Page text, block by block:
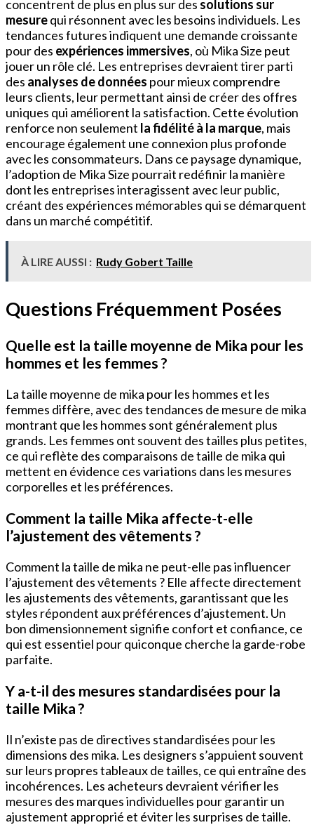
concentrent de plus en plus sur des solutions sur
mesurequi résonnent avec les besoins individuels. Les
tendances futures indiquent une demande croissante
pour des expériences immersives, où Mika Size peut
jouer un rôle clé. Les entreprises devraient tirer parti
des analyses de données pour mieux comprendre
leurs clients, leur permettant ainsi de créer des offres
uniques qui améliorent la satisfaction. Cette évolution
renforce non seulement la fidélité à la marque, mais
encourage également une connexion plus profonde
avec les consommateurs. Dans ce paysage dynamique,
l’adoption de Mika Size pourrait redéfinir la manière
dont les entreprises interagissent avec leur public,
créant des expériences mémorables qui se démarquent
dans un marché compétitif.
À LIRE AUSSI : Rudy Gobert Taille
Questions Fréquemment Posées
Quelle est la taille moyenne de Mika pour les
hommes et les femmes ?
La taille moyenne de mika pour les hommes et les
femmes diffère, avec des tendances de mesure de mika
montrant que les hommes sont généralement plus
grands. Les femmes ont souvent des tailles plus petites,
ce qui reflète des comparaisons de taille de mika qui
mettent en évidence ces variations dans les mesures
corporelles et les préférences.
Comment la taille Mika affecte-t-elle
l’ajustement des vêtements ?
Comment la taille de mika ne peut-elle pas influencer
l’ajustement des vêtements ? Elle affecte directement
les ajustements des vêtements, garantissant que les
styles répondent aux préférences d’ajustement. Un
bon dimensionnement signifie confort et confiance, ce
qui est essentiel pour quiconque cherche la garde-robe
parfaite.
Y a-t-il des mesures standardisées pour la
taille Mika ?
Il n’existe pas de directives standardisées pour les
dimensions des mika. Les designers s’appuient souvent
sur leurs propres tableaux de tailles, ce qui entraîne des
incohérences. Les acheteurs devraient vérifier les
mesures des marques individuelles pour garantir un
ajustement approprié et éviter les surprises de taille.